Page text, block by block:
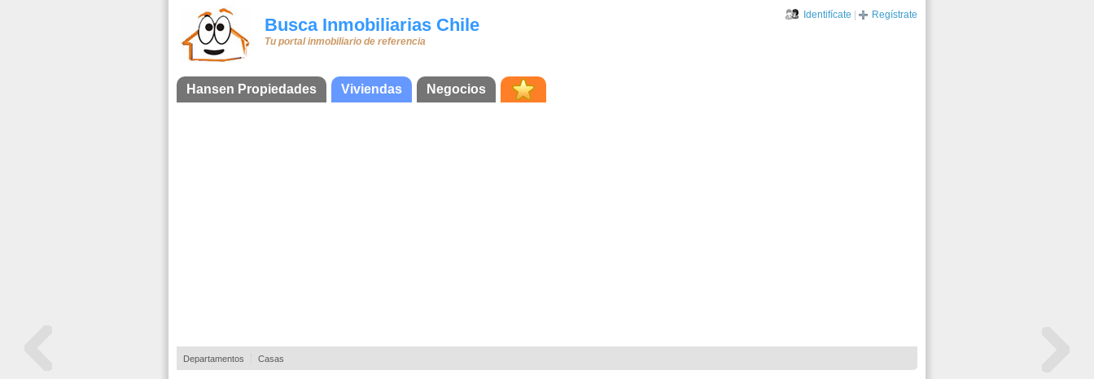
Busca Inmobiliarias Chile
Tu portal inmobiliario de referencia
Identifícate Regístrate
Hansen Propiedades Viviendas Negocios
Departamentos Casas